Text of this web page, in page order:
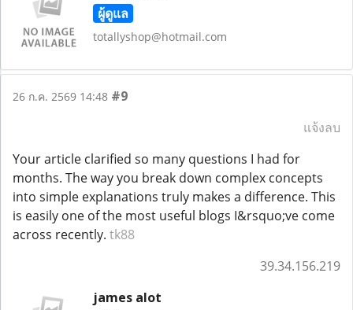
ผู้ดูแล
totallyshop@hotmail.com
26 ก.ค. 2569 14:48 #9
แจ้งลบ
Your article clarified so many questions I had for
months. The way you break down complex concepts
into simple explanations truly makes a difference. This
is easily one of the most useful blogs I&rsquo;ve come
across recently. tk88
39.34.156.219
james alot